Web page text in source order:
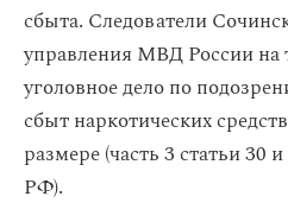
сбыта. Следователи
управления МВД России на
уголовное дело по
сбыт наркотических
размере (часть 3 статьи 30
РФ).